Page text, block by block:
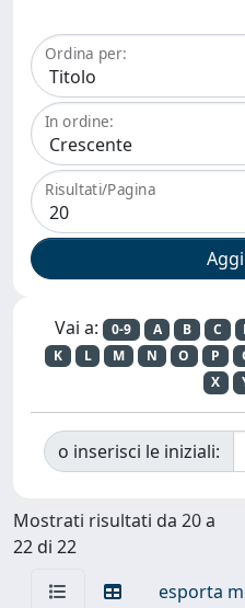
Ordina per:
In ordine:
Risultati/Pagina
Vai a: 0-9 A B C
K
L M N O P
X
o inserisci le iniziali:
Mostrati risultati da 20 a
22 di 22
esporta